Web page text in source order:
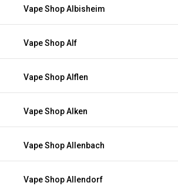
Vape Shop Albisheim
Vape Shop Alf
Vape Shop Alflen
Vape Shop Alken
Vape Shop Allenbach
Vape Shop Allendorf